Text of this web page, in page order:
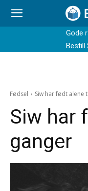
Gode
Bestill
Fødsel Siw har født alene
Siw har
ganger